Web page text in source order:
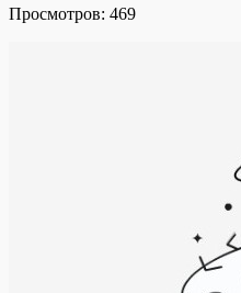
Прoсмoтрoв: 469